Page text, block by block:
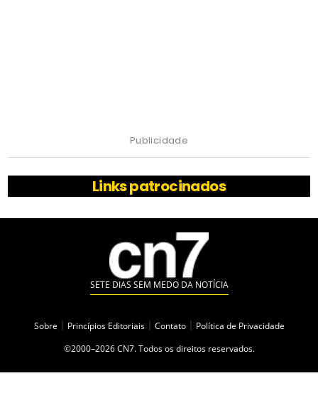
Publicidade
Links patrocinados
SETE DIAS SEM MEDO DA NOTÍCIA
Sobre Princípios Editoriais Contato
Política de Privacidade
©2000–2026 CN7. Todos os direitos reservados.